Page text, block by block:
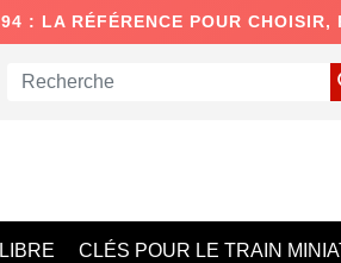
: LA RÉFÉRENCE POUR CHOISIR,
CLÉS POUR LE TRAIN